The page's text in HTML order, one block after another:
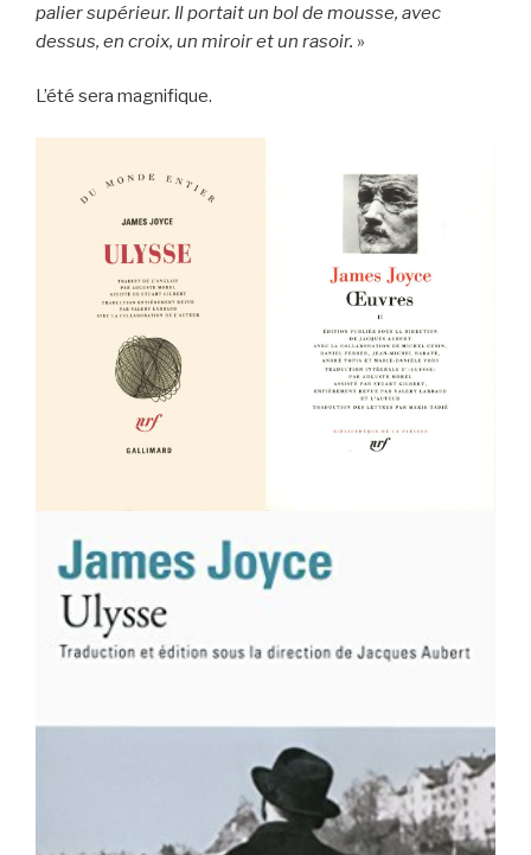
palier supérieur. Il portait un bol de mousse, avec
dessus, en croix, un miroir et un rasoir. »
L’été sera magnifique.